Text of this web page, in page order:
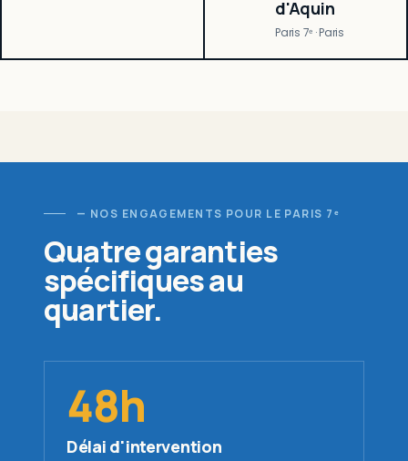
d'Aquin
Paris 7ᵉ · Paris
— NOS ENGAGEMENTS POUR LE PARIS 7ᵉ
Quatre garanties
spécifiques au
quartier.
48h
Délai d'intervention